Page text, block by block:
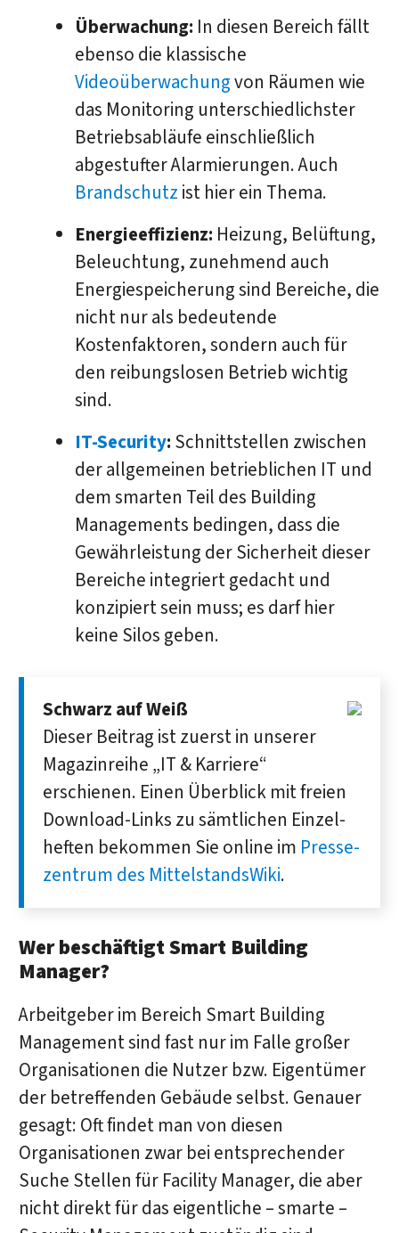
Überwachung: In diesen Bereich fällt
ebenso die klassische
Videoüberwachungvon Räumen wie
das Monitoring unterschiedlichster
Betriebsabläufe einschließlich
abgestufter Alarmierungen. Auch
Brandschutz ist hier ein Thema.
Energieeffizienz: Heizung, Belüftung,
Beleuchtung, zunehmend auch
Energiespeicherung sind Bereiche, die
nicht nur als bedeutende
Kostenfaktoren, sondern auch für
den reibungslosen Betrieb wichtig
sind.
IT-Security: Schnittstellen zwischen
der allgemeinen betrieblichen IT und
dem smarten Teil des Building
Managements bedingen, dass die
Gewährleistung der Sicherheit dieser
Bereiche integriert gedacht und
konzipiert sein muss; es darf hier
keine Silos geben.
Schwarz auf Weiß
Dieser Beitrag ist zuerst in unserer
Magazin­reihe „IT & Karriere“
erschienen. Einen Über­blick mit freien
Down­load-Links zu sämt­lichen Einzel­
heften be­kommen Sie online im Presse­
zentrum des MittelstandsWiki.
Wer beschäftigt Smart Building
Manager?
Arbeitgeber im Bereich Smart Building
Management sind fast nur im Falle großer
Organisationen die Nutzer bzw. Eigentümer
der betreffenden Gebäude selbst. Genauer
gesagt: Oft findet man von diesen
Organisationen zwar bei entsprechender
Suche Stellen für Facility Manager, die aber
nicht direkt für das eigentliche – smarte –